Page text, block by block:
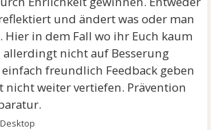
und ändert was oder man
Hier in dem Fall wo ihr Euch kaum
nicht auf Besserung
freundlich Feedback geben
nicht weiter vertiefen. Prävention